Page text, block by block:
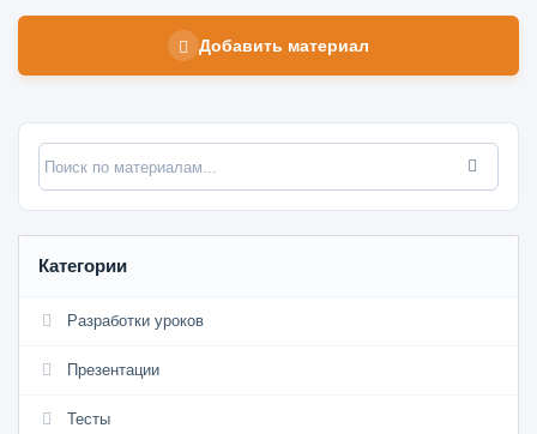
Добавить материал
Категории
Разработки уроков
Презентации
Тесты